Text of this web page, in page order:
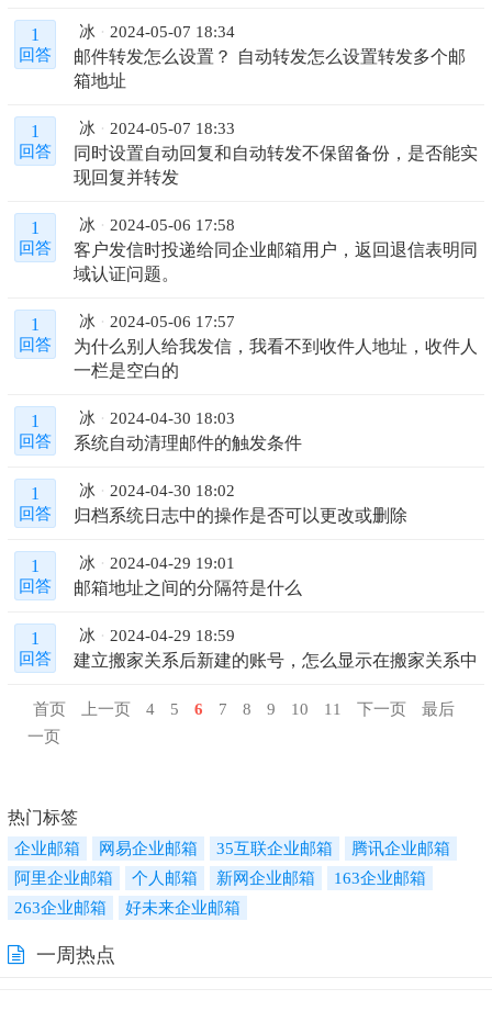
1
回答
冰 2024-05-07 18:34
邮件转发怎么设置？ 自动转发怎么设置转发多个邮
箱地址
1
回答
冰 2024-05-07 18:33
同时设置自动回复和自动转发不保留备份，是否能实
现回复并转发
1
回答
冰 2024-05-06 17:58
客户发信时投递给同企业邮箱用户，返回退信表明同
域认证问题。
1
回答
冰 2024-05-06 17:57
为什么别人给我发信，我看不到收件人地址，收件人
一栏是空白的
1
回答
冰 2024-04-30 18:03
系统自动清理邮件的触发条件
1
回答
冰 2024-04-30 18:02
归档系统日志中的操作是否可以更改或删除
1
回答
冰 2024-04-29 19:01
邮箱地址之间的分隔符是什么
1
回答
冰 2024-04-29 18:59
建立搬家关系后新建的账号，怎么显示在搬家关系中
首页 上一页 4 5 6 7 8 9 10 11 下一页
最后
一页
热门标签
企业邮箱 网易企业邮箱 35互联企业邮箱
腾讯企业邮箱
阿里企业邮箱
个人邮箱 新网企业邮箱
163企业邮箱
263企业邮箱
好未来企业邮箱
一周热点